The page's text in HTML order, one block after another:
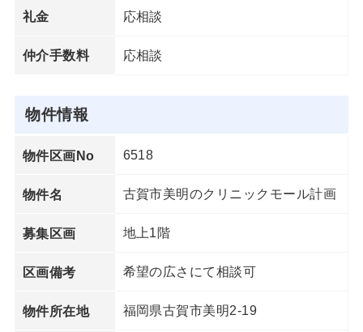
礼金 応相談
仲介手数料 応相談
物件情報
物件区画No 6518
物件名 古賀市美明のクリニックモール計画
募集区画 地上1階
区画備考 希望の広さにて相談可
物件所在地 福岡県古賀市美明2-19